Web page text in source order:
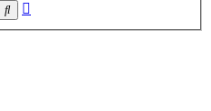
Suche